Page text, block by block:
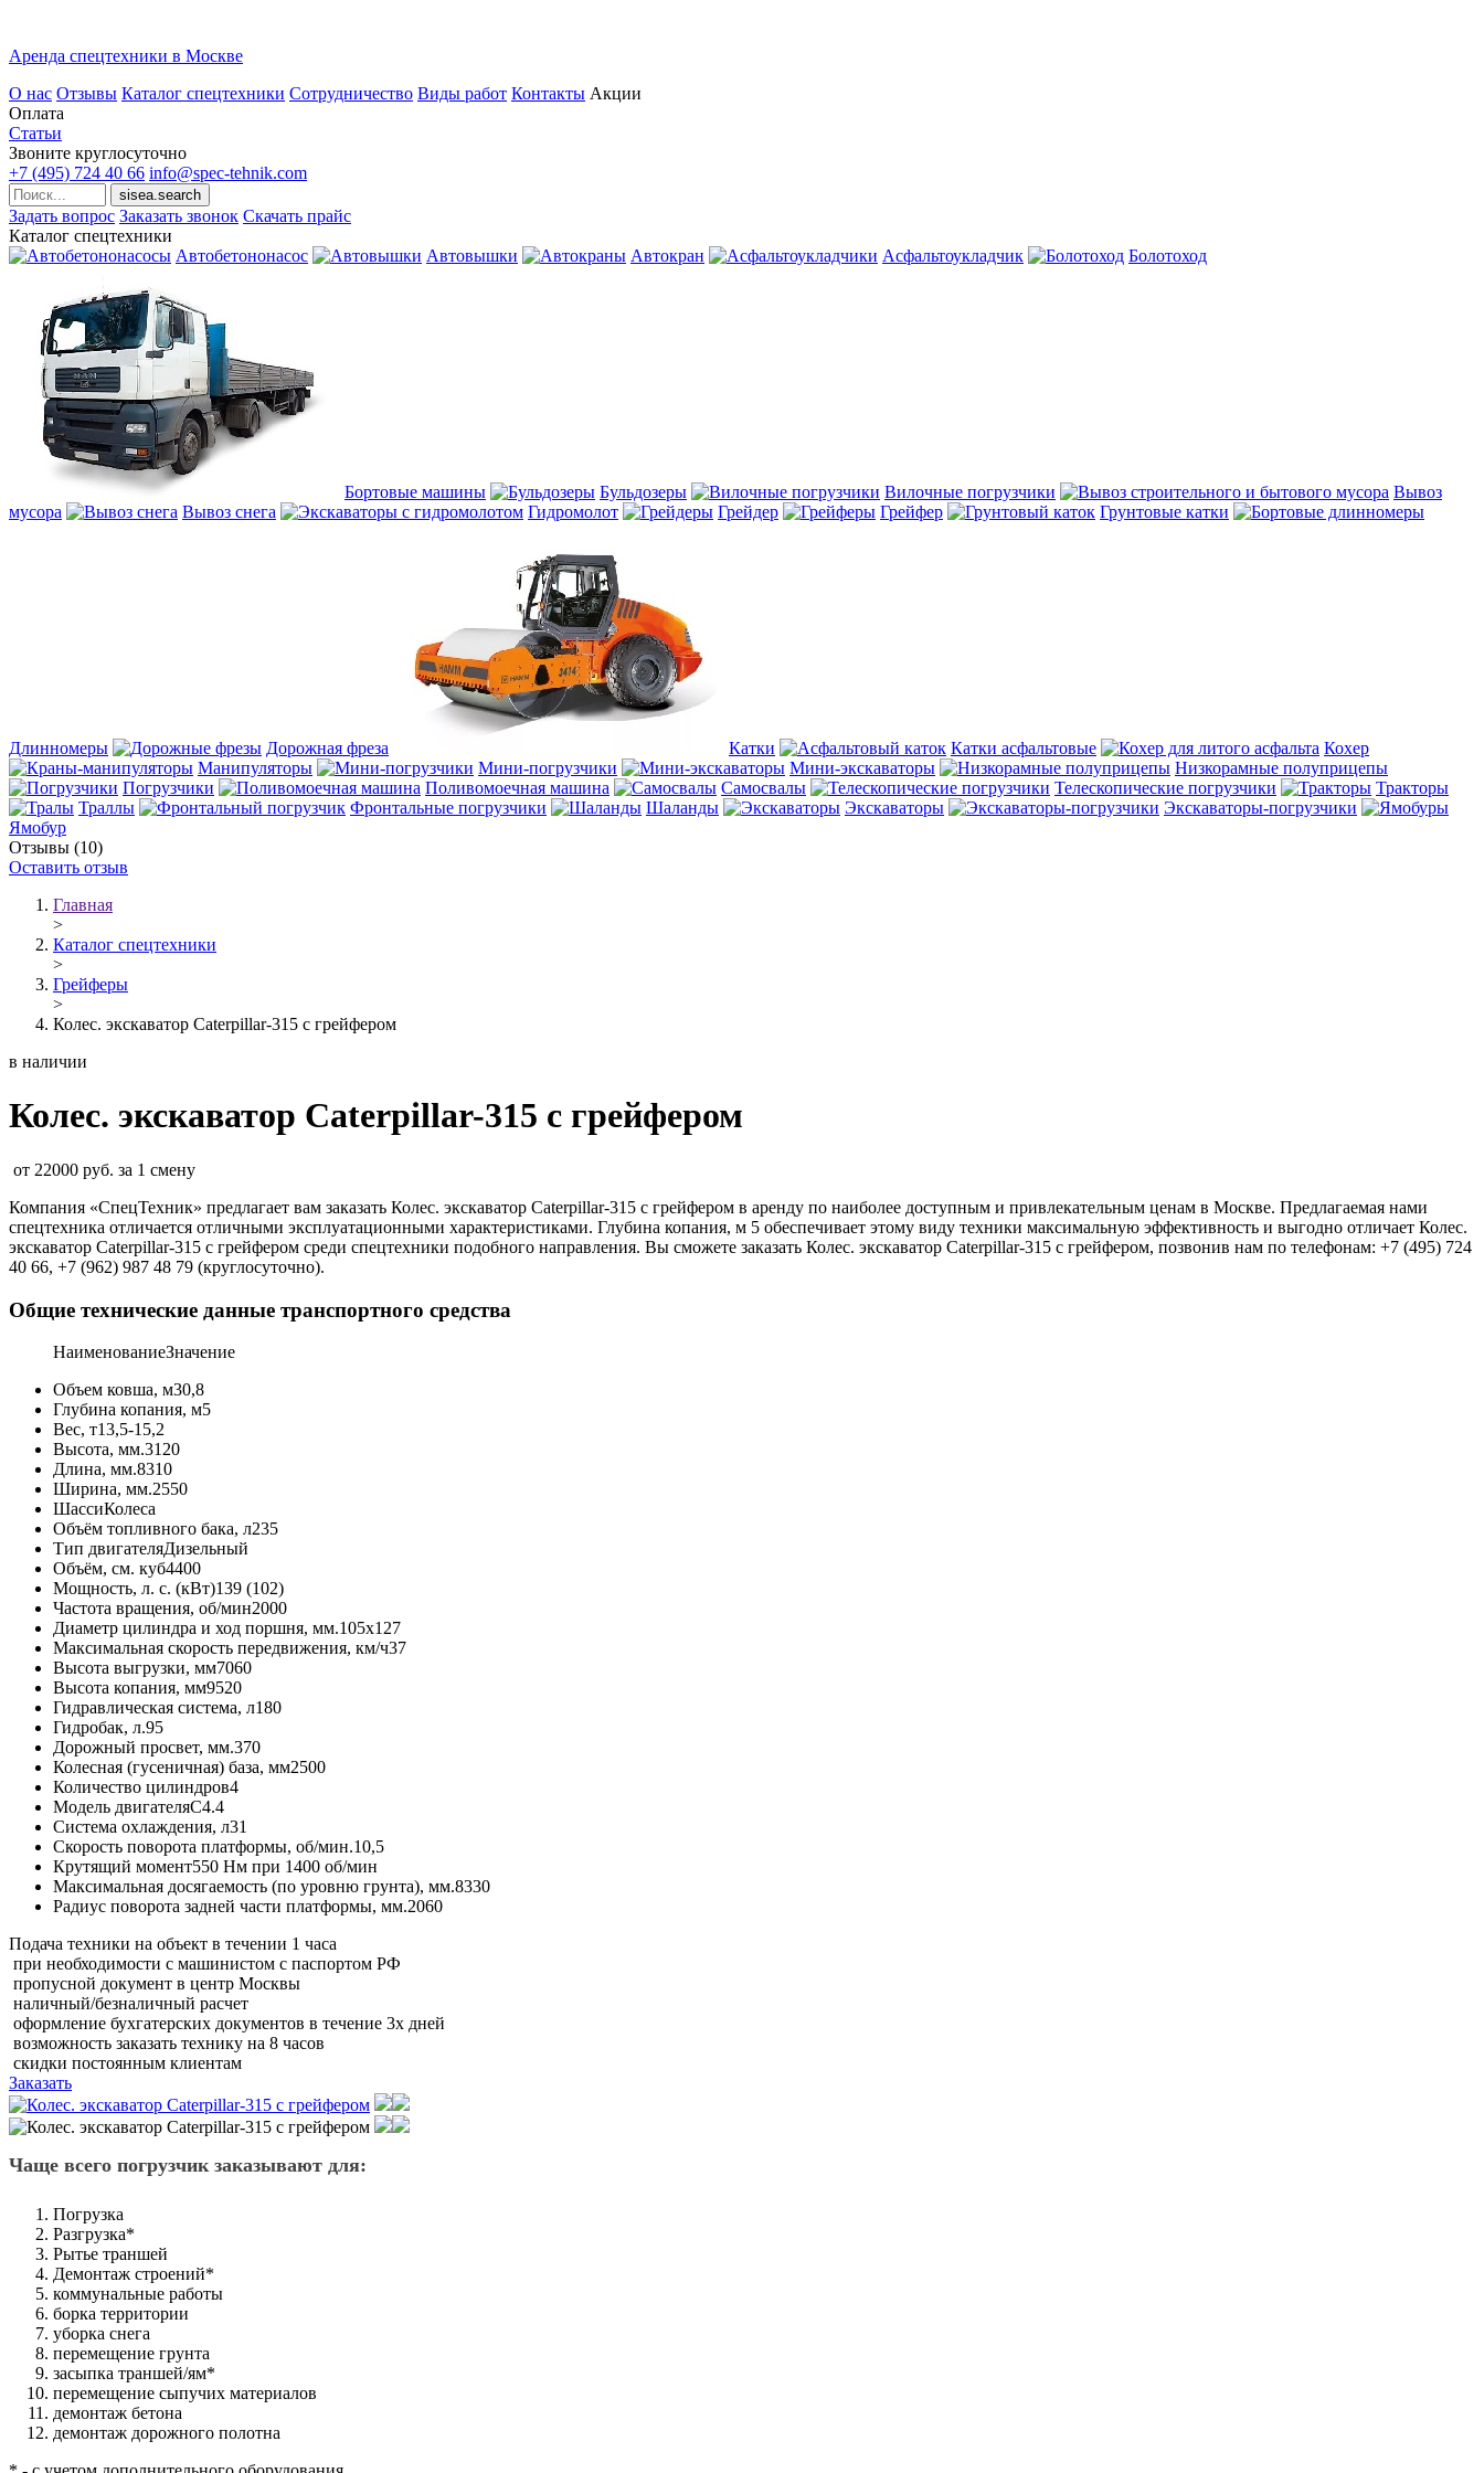
Аренда спецтехники в Москве
О нас Отзывы Каталог спецтехники Сотрудничество Виды работ Контакты Акции
Оплата
Статьи
Звоните круглосуточно
+7 (495) 724 40 66 info@spec-tehnik.com
Задать вопрос Заказать звонок Скачать прайс
Каталог спецтехники
Автобетононасос
Автовышки Автокран Асфальтоукладчик Болотоход
Бортовые машины Бульдозеры Вилочные погрузчики
Вывоз
мусора
Вывоз снега Гидромолот Грейдер Грейфер Грунтовые катки
Длинномеры Дорожная фреза Катки Катки асфальтовые
Кохер
Манипуляторы
Мини-погрузчики Мини-экскаваторы
Низкорамные полуприцепы
Погрузчики
Поливомоечная машина Самосвалы Телескопические погрузчики
Тракторы
Траллы
Фронтальные погрузчики Шаланды Экскаваторы
Экскаваторы-погрузчики
Ямобур
Отзывы (10)
Оставить отзыв
Главная
>
Каталог спецтехники
>
Грейферы
>
Колеc. экскаватор Caterpillar-315 с грейфером
в наличии
Колеc. экскаватор Caterpillar-315 с грейфером
от 22000 руб. за 1 смену
Компания «СпецТехник» предлагает вам заказать Колеc. экскаватор Caterpillar-315 с грейфером в аренду по наиболее доступным и привлекательным ценам в Москве. Предлагаемая нами
спецтехника отличается отличными эксплуатационными характеристиками. Глубина копания, м 5 обеспечивает этому виду техники максимальную эффективность и выгодно отличает Колеc.
экскаватор Caterpillar-315 с грейфером среди спецтехники подобного направления. Вы сможете заказать Колеc. экскаватор Caterpillar-315 с грейфером, позвонив нам по телефонам: +7 (495) 724
40 66, +7 (962) 987 48 79 (круглосуточно).
Общие технические данные транспортного средства
НаименованиеЗначение
Объем ковша, м30,8
Глубина копания, м5
Вес, т13,5-15,2
Высота, мм.3120
Длина, мм.8310
Ширина, мм.2550
ШассиКолеса
Объём топливного бака, л235
Тип двигателяДизельный
Объём, см. куб4400
Мощность, л. с. (кВт)139 (102)
Частота вращения, об/мин2000
Диаметр цилиндра и ход поршня, мм.105x127
Максимальная скорость передвижения, км/ч37
Высота выгрузки, мм7060
Высота копания, мм9520
Гидравлическая система, л180
Гидробак, л.95
Дорожный просвет, мм.370
Колесная (гусеничная) база, мм2500
Количество цилиндров4
Модель двигателяC4.4
Система охлаждения, л31
Скорость поворота платформы, об/мин.10,5
Крутящий момент550 Нм при 1400 об/мин
Максимальная досягаемость (по уровню грунта), мм.8330
Радиус поворота задней части платформы, мм.2060
Подача техники на объект в течении 1 часа
при необходимости с машинистом с паспортом РФ
пропусной документ в центр Москвы
наличный/безналичный расчет
оформление бухгатерских документов в течение 3х дней
возможность заказать технику на 8 часов
скидки постоянным клиентам
Заказать
Чаще всего погрузчик заказывают для:
Погрузка
Разгрузка*
Рытье траншей
Демонтаж строений*
коммунальные работы
борка территории
уборка снега
перемещение грунта
засыпка траншей/ям*
перемещение сыпучих материалов
демонтаж бетона
демонтаж дорожного полотна